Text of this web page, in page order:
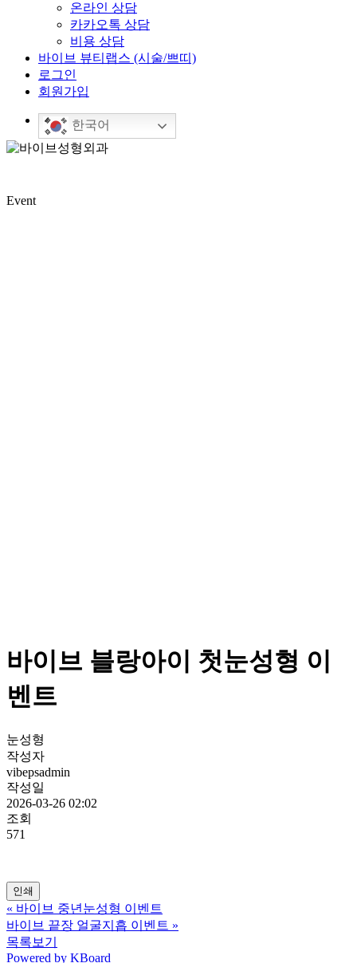
온라인 상담
카카오톡 상담
비용 상담
바이브 뷰티랩스 (시술/쁘띠)
로그인
회원가입
한국어
Event
바이브 블랑아이 첫눈성형 이
벤트
눈성형
작성자
vibepsadmin
작성일
2026-03-26 02:02
조회
571
인쇄
« 바이브 중년눈성형 이벤트
바이브 끝장 얼굴지흡 이벤트 »
목록보기
Powered by KBoard